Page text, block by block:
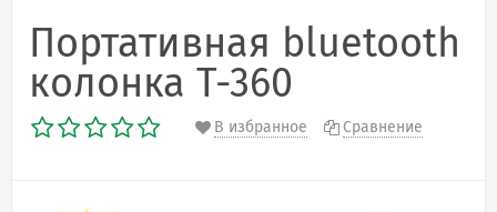
Портативная bluetooth
колонка T-360
В избранное Сравнение